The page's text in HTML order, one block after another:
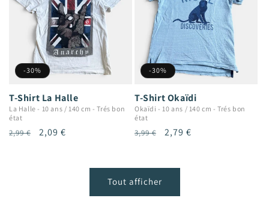
-30%
T-Shirt La Halle
La Halle - 10 ans / 140 cm -Trés bon
état
Prix
2,99 €
Prix
2,09 €
-30%
T-Shirt Okaïdi
Okaïdi - 10 ans / 140 cm -Trés bon
état
Prix
3,99 €
Prix
2,79 €
Tout afficher